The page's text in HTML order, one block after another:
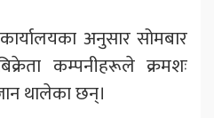
अनुसार सोमबार
कम्पनीहरूले क्रमशः
थालेका छन्।